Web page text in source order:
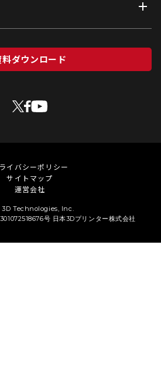
料ダウンロード
イバシーポリシー
サイトマップ
運営会社
Raise 3D Technologies, Inc.
301072518676号 日本3Dプリンター株式会社